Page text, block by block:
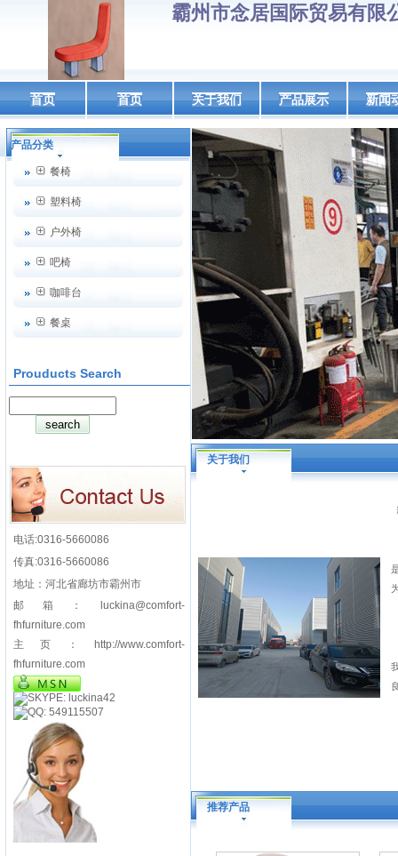
霸州市念居国际贸易有限
首页 首页 关于我们 产品展示 新闻
产品分类
餐椅
塑料椅
户外椅
吧椅
咖啡台
餐桌
Prouducts Search
电话:0316-5660086
传真:0316-5660086
地址：河北省廊坊市霸州市
邮箱：luckina@comfort-
fhfurniture.com
主页：http://www.comfort-
fhfurniture.com
关于我们
推荐产品